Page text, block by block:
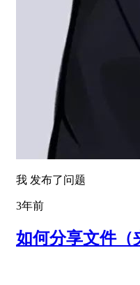
我 发布了问题
3年前
如何分享文件（